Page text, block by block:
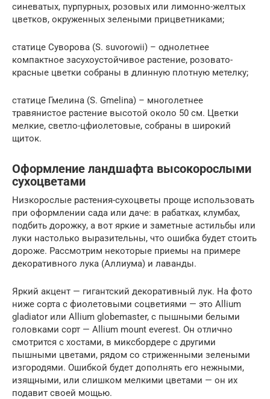
синеватых, пурпурных, розовых или лимонно-желтых
цветков, окруженных зелеными прицветниками;
статице Суворова (S. suvorowii) – однолетнее
компактное засухоустойчивое растение, розовато-
красные цветки собраны в длинную плотную метелку;
статице Гмелина (S. Gmelina) – многолетнее
травянистое растение высотой около 50 см. Цветки
мелкие, светло-цфиолетовые, собраны в широкий
щиток.
Оформление ландшафта высокорослыми
сухоцветами
Низкорослые растения-сухоцветы проще использовать
при оформлении сада или даче: в рабатках, клумбах,
подбить дорожку, а вот яркие и заметные астильбы или
луки настолько выразительны, что ошибка будет стоить
дороже. Рассмотрим некоторые приемы на примере
декоративного лука (Аллиума) и лаванды.
Яркий акцент — гигантский декоративный лук. На фото
ниже сорта с фиолетовыми соцветиями — это Allium
gladiator или Allium globemaster, с пышными белыми
головками сорт — Allium mount everest. Он отлично
смотрится с хостами, в миксбордере с другими
пышными цветами, рядом со стриженными зелеными
изгородями. Ошибкой будет дополнять его нежными,
изящными, или слишком мелкими цветами — он их
подавит своей мощью.